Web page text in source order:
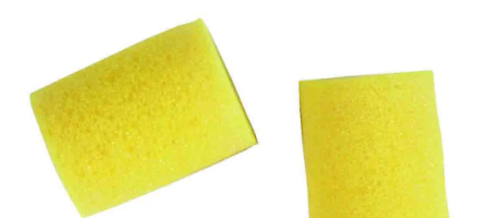
hviezdičiek.